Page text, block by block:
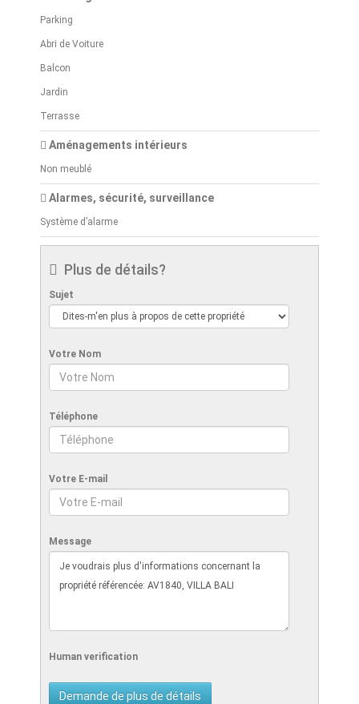
Parking
Abri de Voiture
Balcon
Jardin
Terrasse
Aménagements intérieurs
Non meublé
Alarmes, sécurité, surveillance
Système d’alarme
Plus de détails?
Sujet
Votre Nom
Téléphone
Votre E-mail
Message
Human verification